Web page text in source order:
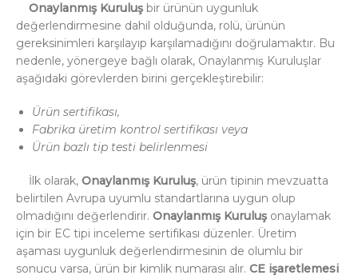
Onaylanmış Kuruluş bir ürünün uygunluk
değerlendirmesine dahil olduğunda, rolü, ürünün
gereksinimleri karşılayıp karşılamadığını doğrulamaktır. Bu
nedenle, yönergeye bağlı olarak, Onaylanmış Kuruluşlar
aşağıdaki görevlerden birini gerçekleştirebilir:
Ürün sertifikası,
Fabrika üretim kontrol sertifikası veya
Ürün bazlı tip testi belirlenmesi
İlk olarak, Onaylanmış Kuruluş, ürün tipinin mevzuatta
belirtilen Avrupa uyumlu standartlarına uygun olup
olmadığını değerlendirir. Onaylanmış Kuruluş onaylamak
için bir EC tipi inceleme sertifikası düzenler. Üretim
aşaması uygunluk değerlendirmesinin de olumlu bir
sonucu varsa, ürün bir kimlik numarası alır. CE işaretlemesi